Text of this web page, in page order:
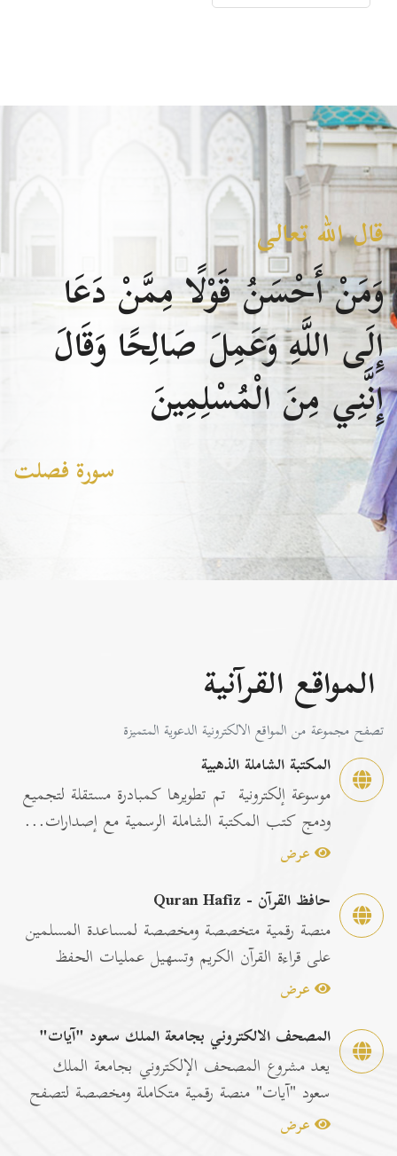
قال الله تعالى
وَمَنْ أَحْسَنُ قَوْلًا مِمَّنْ دَعَا
إِلَى اللَّهِ وَعَمِلَ صَالِحًا وَقَالَ
إِنَّنِي مِنَ الْمُسْلِمِينَ
سورة فصلت
المواقع القرآنية
تصفح مجموعة من المواقع الالكترونية الدعوية المتميزة
المكتبة الشاملة الذهبية
موسوعة إلكترونية تم تطويرها كمبادرة مستقلة لتجميع
ودمج كتب المكتبة الشاملة الرسمية مع إصدارات...
عرض
حافظ القرآن - Quran Hafiz
منصة رقمية متخصصة ومخصصة لمساعدة المسلمين
على قراءة القرآن الكريم وتسهيل عمليات الحفظ
والمراجعة عبر...
عرض
المصحف الالكتروني بجامعة الملك سعود "آيات"
يعد مشروع المصحف الإلكتروني بجامعة الملك
سعود "آيات" منصة رقمية متكاملة ومخصصة لتصفح
وقراءة القرآن ا...
عرض